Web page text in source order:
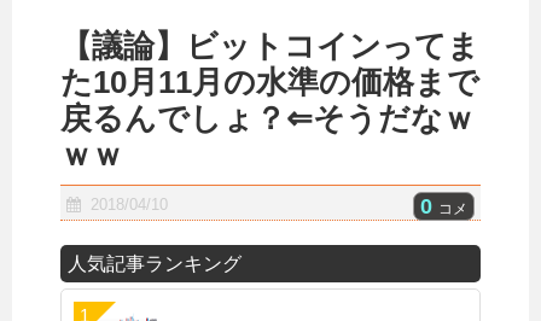
【議論】ビットコインってま
た10月11月の水準の価格まで
戻るんでしょ？⇐そうだなｗ
ｗｗ
2018/04/10 0 コメ
人気記事ランキング